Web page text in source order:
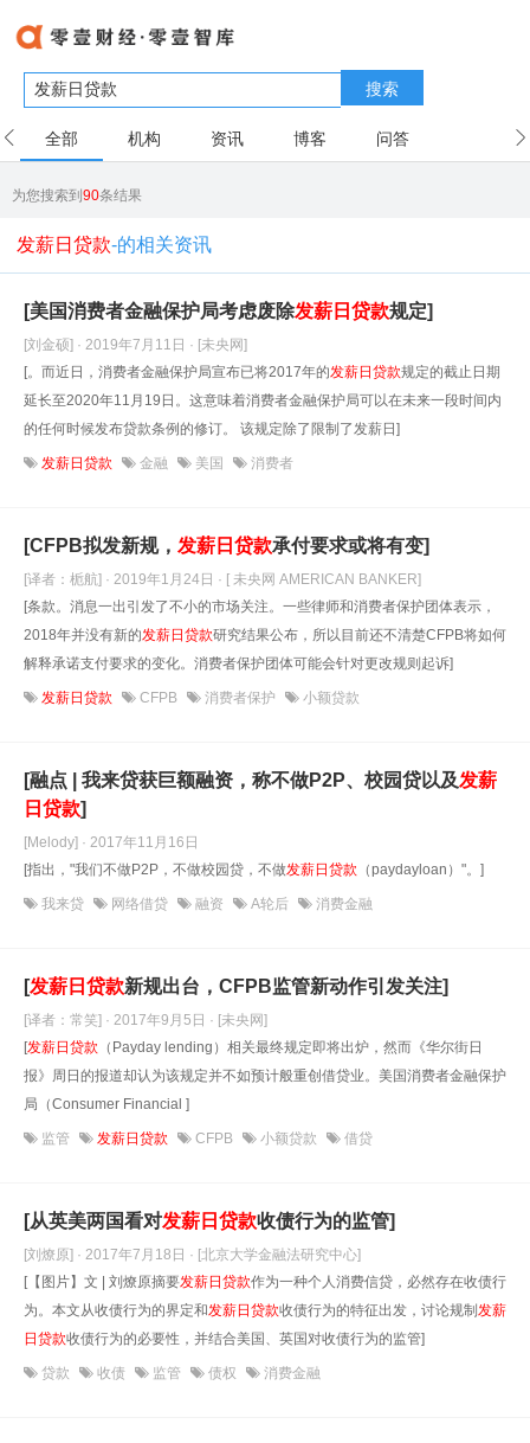
搜索
全部 机构 资讯 博客 问答
为您搜索到90条结果
发薪日贷款-的相关资讯
[美国消费者金融保护局考虑废除发薪日贷款规定]
[刘金硕] · 2019年7月11日 · [未央网]
[。而近日，消费者金融保护局宣布已将2017年的发薪日贷款规定的截止日期
延长至2020年11月19日。这意味着消费者金融保护局可以在未来一段时间内
的任何时候发布贷款条例的修订。 该规定除了限制了发薪日]
发薪日贷款 金融 美国 消费者
[CFPB拟发新规， 发薪日贷款承付要求或将有变]
[译者：栀航] · 2019年1月24日 · [ 未央网 AMERICAN BANKER]
[条款。消息一出引发了不小的市场关注。一些律师和消费者保护团体表示，
2018年并没有新的发薪日贷款研究结果公布，所以目前还不清楚CFPB将如何
解释承诺支付要求的变化。消费者保护团体可能会针对更改规则起诉]
发薪日贷款 CFPB 消费者保护 小额贷款
[融点 | 我来贷获巨额融资，称不做P2P、校园贷以及发薪
日贷款]
[Melody] · 2017年11月16日
[指出，"我们不做P2P，不做校园贷，不做发薪日贷款 （paydayloan）"。]
我来贷 网络借贷 融资 A轮后 消费金融
[发薪日贷款新规出台，CFPB监管新动作引发关注]
[译者：常笑] · 2017年9月5日 · [未央网]
[发薪日贷款 （Payday lending）相关最终规定即将出炉，然而《华尔街日
报》周日的报道却认为该规定并不如预计般重创借贷业。美国消费者金融保护
局（Consumer Financial ]
监管 发薪日贷款 CFPB 小额贷款 借贷
[从英美两国看对发薪日贷款收债行为的监管]
[刘燎原] · 2017年7月18日 · [北京大学金融法研究中心]
[【图片】文 | 刘燎原摘要发薪日贷款作为一种个人消费信贷，必然存在收债行
为。本文从收债行为的界定和发薪日贷款收债行为的特征出发，讨论规制发薪
日贷款收债行为的必要性，并结合美国、英国对收债行为的监管]
贷款 收债 监管 债权 消费金融